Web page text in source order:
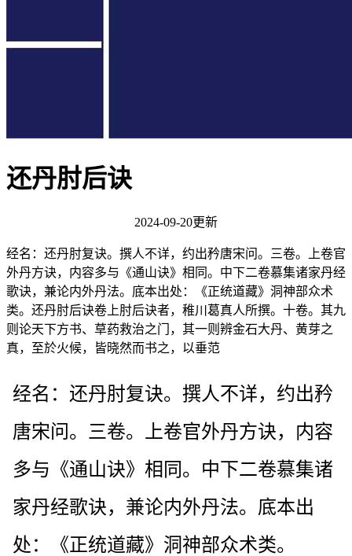
还丹肘后诀
2024-09-20更新
经名：还丹肘复诀。撰人不详，约出矜唐宋问。三卷。上卷官
外丹方诀，内容多与《通山诀》相同。中下二卷慕集诸家丹经
歌诀，兼论内外丹法。底本出处：《正统道藏》洞神部众术
类。还丹肘后诀卷上肘后诀者，稚川葛真人所撰。十卷。其九
则论天下方书、草药救治之门，其一则辨金石大丹、黄芽之
真，至於火候，皆晓然而书之，以垂范
经名：还丹肘复诀。撰人不详，约出矜
唐宋问。三卷。上卷官外丹方诀，内容
多与《通山诀》相同。中下二卷慕集诸
家丹经歌诀，兼论内外丹法。底本出
处：《正统道藏》洞神部众术类。